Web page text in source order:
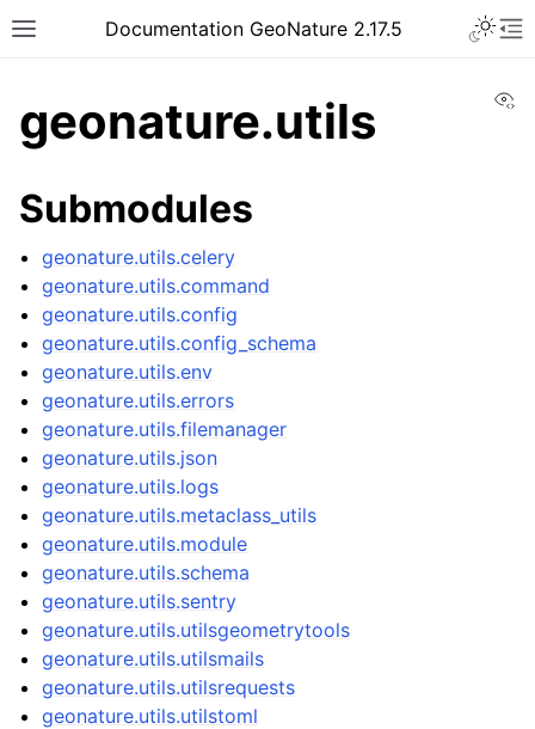
Documentation GeoNature 2.17.5
geonature.utils
Submodules
geonature.utils.celery
geonature.utils.command
geonature.utils.config
geonature.utils.config_schema
geonature.utils.env
geonature.utils.errors
geonature.utils.filemanager
geonature.utils.json
geonature.utils.logs
geonature.utils.metaclass_utils
geonature.utils.module
geonature.utils.schema
geonature.utils.sentry
geonature.utils.utilsgeometrytools
geonature.utils.utilsmails
geonature.utils.utilsrequests
geonature.utils.utilstoml